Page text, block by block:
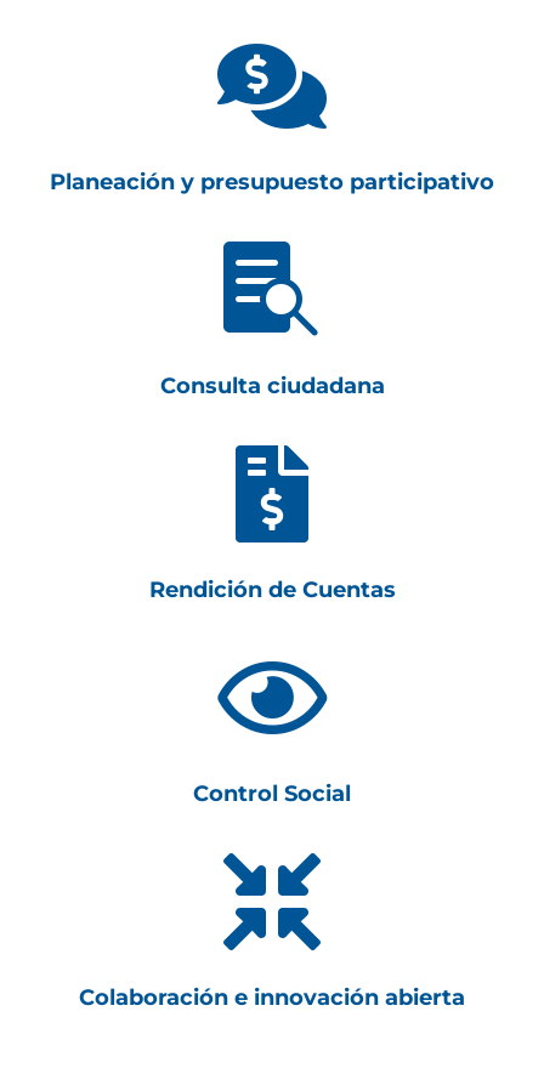

Planeación y presupuesto participativo

Consulta ciudadana

Rendición de Cuentas

Control Social

Colaboración e innovación abierta